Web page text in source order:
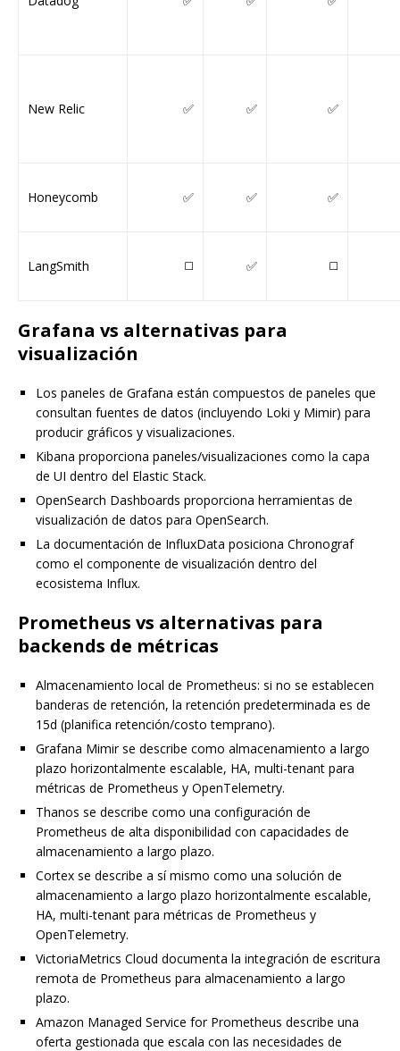
New Relic ✅ ✅ ✅
Honeycomb ✅ ✅ ✅
LangSmith ◻️ ✅ ◻️
Grafana vs alternativas para
visualización
Los paneles de Grafana están compuestos de paneles que
consultan fuentes de datos (incluyendo Loki y Mimir) para
producir gráficos y visualizaciones.
Kibana proporciona paneles/visualizaciones como la capa
de UI dentro del Elastic Stack.
OpenSearch Dashboards proporciona herramientas de
visualización de datos para OpenSearch.
La documentación de InfluxData posiciona Chronograf
como el componente de visualización dentro del
ecosistema Influx.
Prometheus vs alternativas para
backends de métricas
Almacenamiento local de Prometheus: si no se establecen
banderas de retención, la retención predeterminada es de
15d (planifica retención/costo temprano).
Grafana Mimir se describe como almacenamiento a largo
plazo horizontalmente escalable, HA, multi-tenant para
métricas de Prometheus y OpenTelemetry.
Thanos se describe como una configuración de
Prometheus de alta disponibilidad con capacidades de
almacenamiento a largo plazo.
Cortex se describe a sí mismo como una solución de
almacenamiento a largo plazo horizontalmente escalable,
HA, multi-tenant para métricas de Prometheus y
OpenTelemetry.
VictoriaMetrics Cloud documenta la integración de escritura
remota de Prometheus para almacenamiento a largo
plazo.
Amazon Managed Service for Prometheus describe una
oferta gestionada que escala con las necesidades de